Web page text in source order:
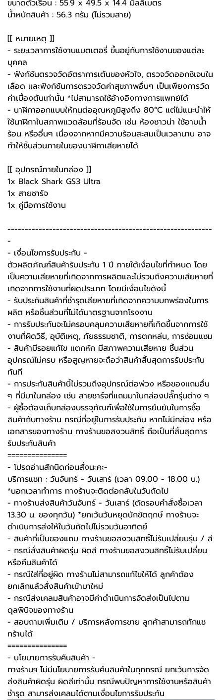
ขนาดตัวเรือน : 55.9 x 49.5 x 14.4 มิลลิเมตร
น้ำหนักสินค้า : 56.3 กรัม (ไม่รวมสาย)
[[ หมายเหตุ ]]
- ระยะเวลาการใช้งานแบตเตอรี่ ขึ้นอยู่กับการใช้งานของแต่ละ
บุคคล
- ฟังก์ชันตรวจวัดอัตราการเต้นของหัวใจ, ตรวจวัดออกซิเจนใน
เลือด และฟังก์ชันการตรวจวัดค่าสุขภาพอื่นๆ เป็นเพียงการวัด
ค่าเบื้องต้นเท่านั้น *ไม่สามารถใช้อ้างอิงทางการแพทย์ได้
- นาฬิกาออกแบบให้ทนต่ออุณหภูมิสูงถึง 80°C แต่ไม่แนะนำให้
ใช้นาฬิกาในสภาพแวดล้อมที่ร้อนจัด เช่น ห้องซาวน่า ใช้อาบน้ำ
ร้อน หรืออื่นๆ เนื่องจากหากมีความร้อนสะสมเป็นเวลานาน อาจ
ทำให้ชิ้นส่วนภายในของนาฬิกาเสียหายได้
[[ อุปกรณ์ภายในกล่อง ]]
1x Black Shark GS3 Ultra
1x สายชาร์จ
1x คู่มือการใช้งาน
-----------------------------------------------------------
-
-️ เงื่อนไขการรับประกัน -️
ตัวผลิตภัณฑ์สินค้ารับประกัน 1 ปี ภายใต้เงื่อนไขที่กำหนด โดย
เป็นความเสียหายที่เกิดจากการผลิตและไม่รวมถึงความเสียหายที่
เกิดจากการใช้งานที่ผิดประเภท โดยมีเงื่อนไขดังนี้
- รับประกันสินค้าที่ชำรุดเสียหายที่เกิดจากความบกพร่องในการ
ผลิต หรือชิ้นส่วนที่ไม่ได้มาตรฐานจากโรงงาน
- การรับประกันจะไม่ครอบคลุมความเสียหายที่เกิดขึ้นจากการใช้
งานที่ผิดวิธี, อุบัติเหตุ, ภัยธรรมชาติ, การตกหล่น, การซ่อมแซม
- สินค้ามีรอยแก้ไข แตกหัก มีสภาพความเสียหาย ชิ้นส่วน
อุปกรณ์ไม่ครบ หรือสูญหายจะถือว่าสินค้าสิ้นสุดการรับประกัน
ทันที
- การประกันสินค้านี้ไม่รวมถึงอุปกรณ์ต่อพ่วง หรือของแถมอื่น
ๆ ที่มีมาในกล่อง เช่น สายชาร์จที่แถมมาในกล่องปลั๊กรุ่นต่าง ๆ
-️ ผู้ซื้อต้องเก็บกล่องบรรจุภัณฑ์เพื่อใช้ในการยืนยันในการซื้อ
สินค้ากับทางร้าน กรณีที่อยู่ในการรับประกัน หากไม่มีกล่อง หรือ
เอกสารของทางร้าน ทางร้านขอสงวนสิทธิ์ ถือเป็นที่สิ้นสุดการ
รับประกันสินค้า
===============
-️ โปรดอ่านสักนิดก่อนสั่งนะคะ-️
บริการแชท : วันจันทร์ - วันเสาร์ (เวลา 09.00 - 18.00 น.)
*นอกเวลาทำการ ทางร้านจะติดต่อกลับในวันถัดไป
- ทางร้านส่งสินค้าวันจันทร์ - วันเสาร์ (ตัดรอบคำสั่งซื้อเวลา
13.30 น. ของทุกวัน) *ยกเว้นวันหยุดนักขัตฤกษ์ ทางร้านจะ
ดำเนินการส่งให้ในวันถัดไปไม่รวมวันอาทิตย์
- สินค้าที่เป็นของแถม ทางร้านขอสงวนสิทธิ์ไม่รับเปลี่ยนรุ่น / สี
- กรณีสั่งสินค้าผิดรุ่น ผิดสี ทางร้านขอสงวนสิทธิ์ไม่รับเปลี่ยน
หรือคืนสินค้าได้
- กรณีใส่ที่อยู่ผิด ทางร้านไม่สามารถแก้ไขให้ได้ ลูกค้าต้อง
ยกเลิกแล้วสั่งสินค้าเข้ามาใหม่
- กรณีส่งเคลมสินค้าอาจมีค่าดำเนินการจัดส่งเป็นไปตาม
ดุลพินิจของทางร้าน
- สอบถามเพิ่มเติม / บริการหลังการขาย ลูกค้าสามารถทักแช
ทร้านได้
===============
-️ นโยบายการรับคืนสินค้า -️
ทางร้านฯ ไม่มีนโยบายการรับคืนสินค้าในทุกกรณี ยกเว้นการจัด
ส่งสินค้าผิดรุ่น ผิดสีเท่านั้น กรณีพบปัญหาการใช้งานหรือสินค้า
ชำรุด สามารส่งเคลมได้ตามเงื่อนไขการรับประกัน